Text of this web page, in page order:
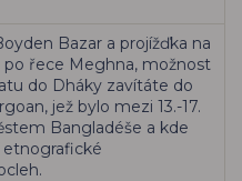
Bazar a projížďka na
po řece Meghna, možnost
do Dháky zavítáte do
jež bylo mezi 13.-17.
Bangladéše a kde